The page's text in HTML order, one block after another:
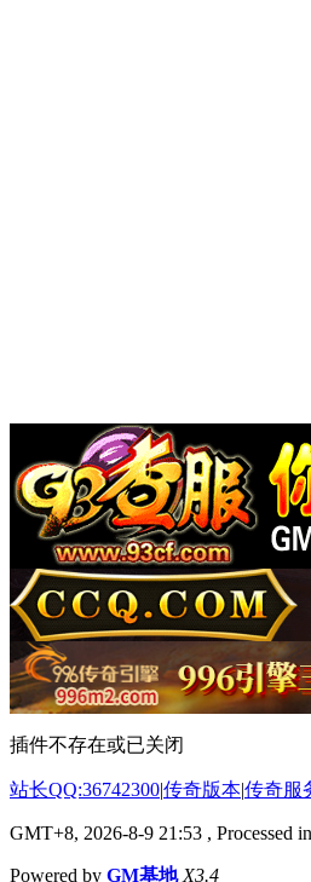
插件不存在或已关闭
站长QQ:36742300|传奇版本|传奇服
GMT+8, 2026-8-9 21:53 , Processed
Powered by GM基地 X3.4